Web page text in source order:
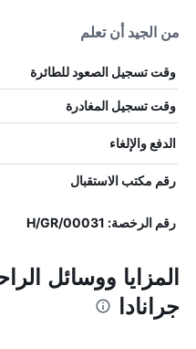
من الجيد أن تعلم
وقت تسجيل الصعود للطائرة
وقت تسجيل المغادرة
الدفع والإلغاء
رقم مكتب الاستقبال
رقم الرخصة: H/GR/00031
المزايا ووسائل
جرانادا